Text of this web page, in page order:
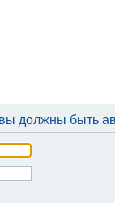
должны быть